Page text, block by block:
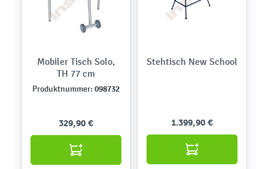
Mobiler Tisch Solo,
TH 77 cm
Produktnummer: 098732
329,90 €
Stehtisch New School
1.399,90 €